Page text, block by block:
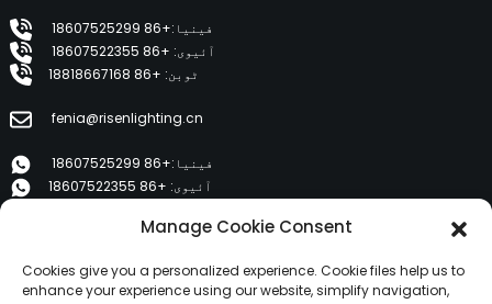
فینیا:+86 18607525299
آئیوی: +86 18607522355
ٹوبن: +86 18818667168
fenia@risenlighting.cn
فینیا:+86 18607525299
آئیوی: +86 18607522355
Manage Cookie Consent
Cookies give you a personalized experience. Cookie files help us to
enhance your experience using our website, simplify navigation,